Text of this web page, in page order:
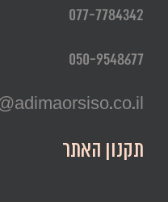
077-7784342
050-9548677
תקנון האתר